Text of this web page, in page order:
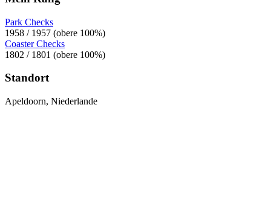
Park Checks
1958 / 1957 (obere 100%)
Coaster Checks
1802 / 1801 (obere 100%)
Standort
Apeldoorn, Niederlande